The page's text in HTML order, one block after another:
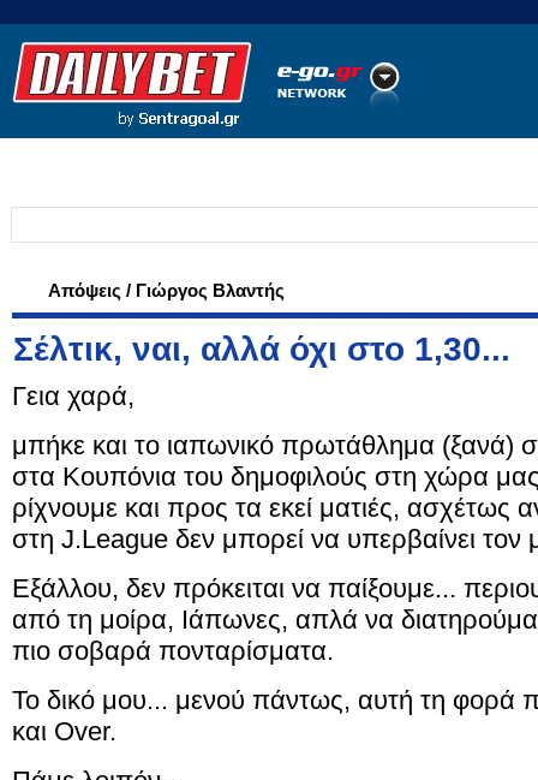
Απόψεις / Γιώργος Βλαντής
Σέλτικ, ναι, αλλά όχι στο 1,30...
Γεια χαρά,
μπήκε και το ιαπωνικό πρωτάθλημα (ξανά)
στα Κουπόνια του δημοφιλούς στη χώρα
ρίχνουμε και προς τα εκεί ματιές, ασχέτως
στη J.League δεν μπορεί να υπερβαίνει τον
Εξάλλου, δεν πρόκειται να παίξουμε...
από τη μοίρα, Ιάπωνες, απλά να
πιο σοβαρά πονταρίσματα.
Το δικό μου... μενού πάντως, αυτή τη φορά
και Οver.